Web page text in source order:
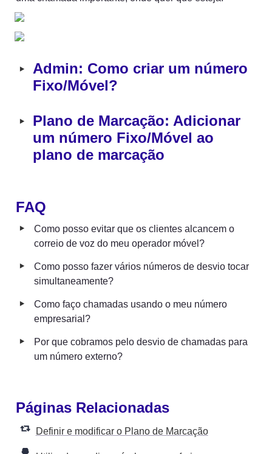
‣ Admin: Como criar um número
Fixo/Móvel?
‣ Plano de Marcação: Adicionar
um número Fixo/Móvel ao
plano de marcação
FAQ
‣
Como posso evitar que os clientes alcancem o
correio de voz do meu operador móvel?
‣
Como posso fazer vários números de desvio tocar
simultaneamente?
‣
Como faço chamadas usando o meu número
empresarial?
‣
Por que cobramos pelo desvio de chamadas para
um número externo?
Páginas Relacionadas
Definir e modificar o Plano de Marcação